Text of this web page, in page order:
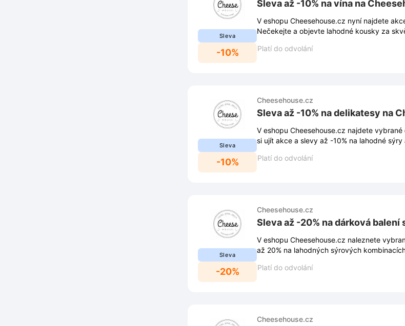
Sleva
-10%
Sleva až -10% na vína na
V eshopu Cheesehouse.cz nyní najdete
Nečekejte a objevte lahodné kousky za
Platí do odvolání
Sleva
-10%
Cheesehouse.cz
Sleva až -10% na delikatesy na
V eshopu Cheesehouse.cz najdete
si ujít akce a slevy až -10% na lahodné
Platí do odvolání
Sleva
-20%
Cheesehouse.cz
Sleva až -20% na dárková
V eshopu Cheesehouse.cz naleznete
až 20% na lahodných sýrových
Platí do odvolání
Cheesehouse.cz